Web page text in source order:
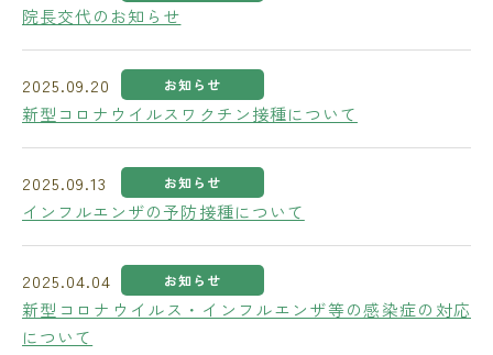
院長交代のお知らせ
2025.09.20 お知らせ
新型コロナウイルスワクチン接種について
2025.09.13 お知らせ
インフルエンザの予防接種について
2025.04.04 お知らせ
新型コロナウイルス・インフルエンザ等の感染症の対応
について